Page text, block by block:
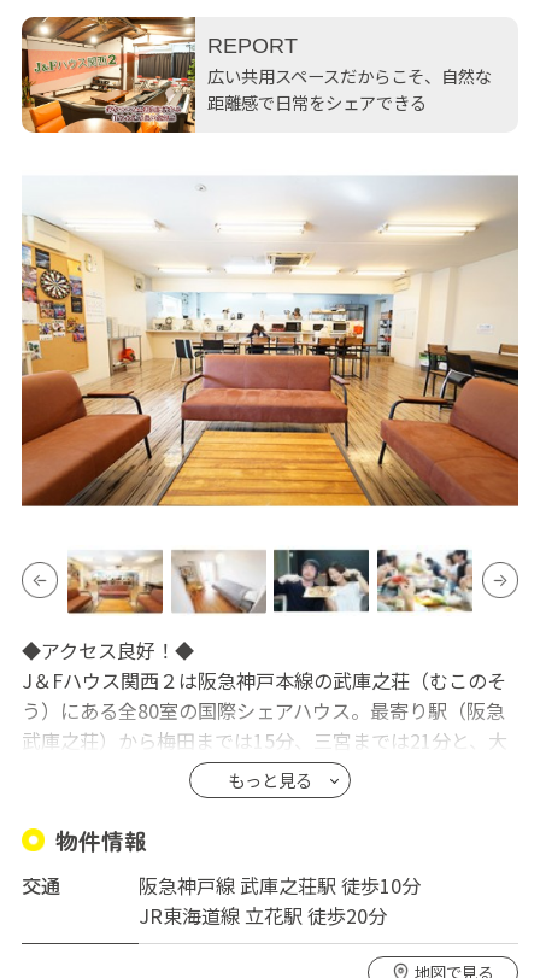
REPORT
広い共用スペースだからこそ、自然な
距離感で日常をシェアできる
◆アクセス良好！◆
J＆Fハウス関西２は阪急神戸本線の武庫之荘（むこのそ
う）にある全80室の国際シェアハウス。最寄り駅（阪急
武庫之荘）から梅田までは15分、三宮までは21分と、大
阪方面にも神戸方面にもアクセス良好です。近くにスー
パーやコンビニがあるので、買物にも困りません。
◆セキュリティー充実！◆
①玄関オートロック→②ユニットダイヤルロック→③居
室の鍵、と少々セキュリティーが高すぎる仕様。
また、共有部やエントランスにはセキュリティーカメラ
もっと見る
物件情報
交通
阪急神戸線 武庫之荘駅 徒歩10分
JR東海道線 立花駅 徒歩20分
地図で見る